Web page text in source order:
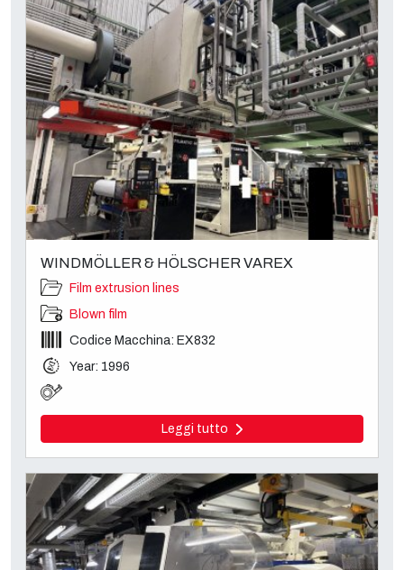
WINDMÖLLER & HÖLSCHER VAREX
Film extrusion lines
Blown film
Codice Macchina: EX832
Year: 1996
Leggi tutto